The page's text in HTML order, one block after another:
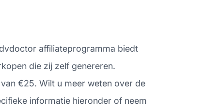
affiliateprogramma biedt
die zij zelf genereren.
€25. Wilt u meer weten over de
informatie hieronder of neem